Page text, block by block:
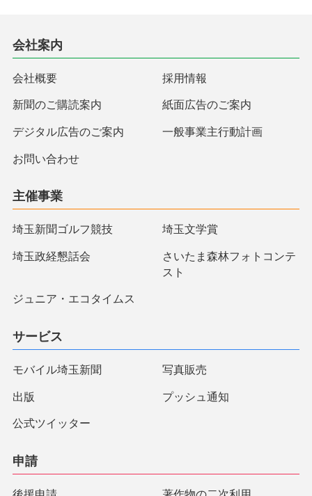
会社案内
会社概要 採用情報
新聞のご購読案内 紙面広告のご案内
デジタル広告のご案内 一般事業主行動計画
お問い合わせ
主催事業
埼玉新聞ゴルフ競技 埼玉文学賞
埼玉政経懇話会
さいたま森林フォトコンテ
スト
ジュニア・エコタイムス
サービス
モバイル埼玉新聞 写真販売
出版 プッシュ通知
公式ツイッター
申請